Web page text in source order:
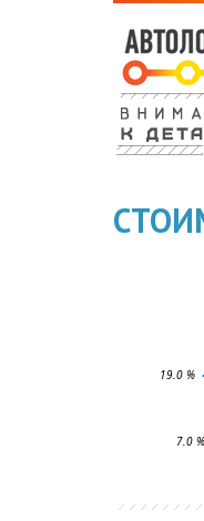
19.0 %
7.0 %